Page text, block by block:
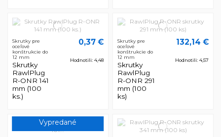
Skrutky pre
oceľové
konštrukcie do
12 mm
Skrutky
RawlPlug
R-ONR 141
mm (100
ks.)
0,37 €
Hodnotili: 4,48
Skrutky pre
oceľové
konštrukcie do
12 mm
Skrutky
RawlPlug
R-ONR 291
mm (100
ks)
132,14 €
Hodnotili: 4,57
Vypredané